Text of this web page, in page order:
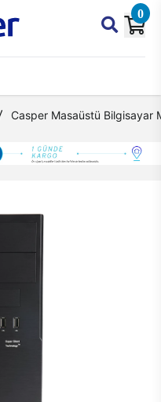
0
Casper Masaüstü Bilgisayar